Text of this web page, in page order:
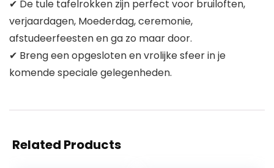
✔ De tule tafelrokken zijn perfect voor bruiloften,
verjaardagen, Moederdag, ceremonie,
afstudeerfeesten en ga zo maar door.
✔ Breng een opgesloten en vrolijke sfeer in je
komende speciale gelegenheden.
Related Products